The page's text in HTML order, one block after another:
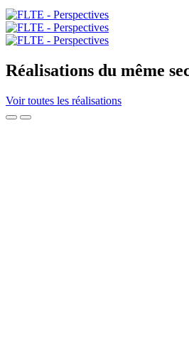
Réalisations du même
Voir toutes les réalisations